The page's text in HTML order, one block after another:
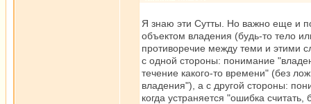
Я знаю эти Сутты. Но важно еще и
объектом владения (будь-то тело
противоречие между теми и этими
с одной стороны: понимание
течение какого-то времени" (без
владения"), а с другой стороны:
когда устраняется "ошибка